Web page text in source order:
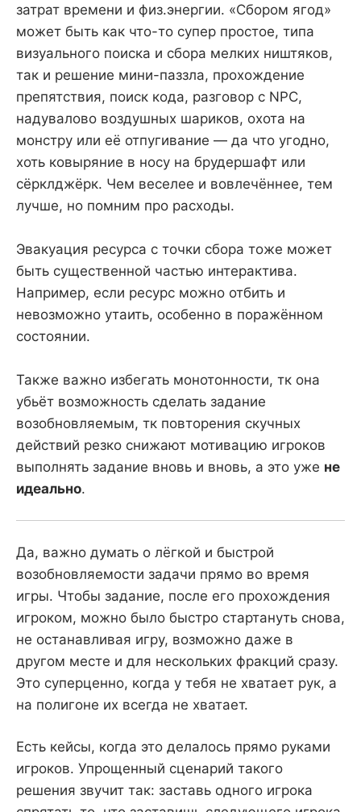
затрат времени и физ.энергии. «Сбором ягод»
может быть как что-то супер простое, типа
визуального поиска и сбора мелких ништяков,
так и решение мини-паззла, прохождение
препятствия, поиск кода, разговор с NPC,
надувалово воздушных шариков, охота на
монстру или её отпугивание — да что угодно,
хоть ковыряние в носу на брудершафт или
сёрклджёрк. Чем веселее и вовлечённее, тем
лучше, но помним про расходы.
Эвакуация ресурса с точки сбора тоже может
быть существенной частью интерактива.
Например, если ресурс можно отбить и
невозможно утаить, особенно в поражённом
состоянии.
Также важно избегать монотонности, тк она
убьёт возможность сделать задание
возобновляемым, тк повторения скучных
действий резко снижают мотивацию игроков
выполнять задание вновь и вновь, а это уже не
идеально.
Да, важно думать о лёгкой и быстрой
возобновляемости задачи прямо во время
игры. Чтобы задание, после его прохождения
игроком, можно было быстро стартануть снова,
не останавливая игру, возможно даже в
другом месте и для нескольких фракций сразу.
Это суперценно, когда у тебя не хватает рук, а
на полигоне их всегда не хватает.
Есть кейсы, когда это делалось прямо руками
игроков. Упрощенный сценарий такого
решения звучит так: заставь одного игрока